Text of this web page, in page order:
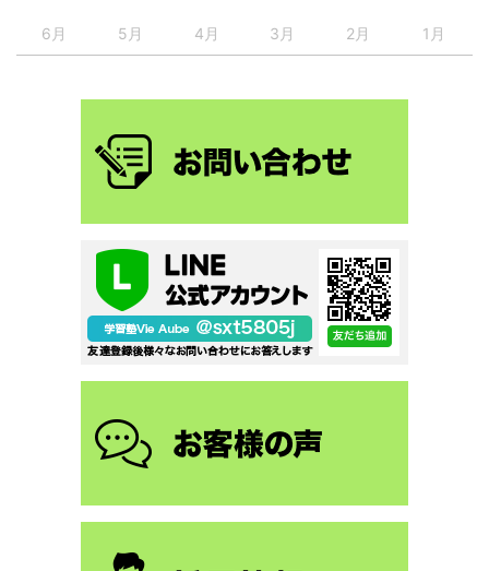
6月 5月 4月 3月 2月 1月